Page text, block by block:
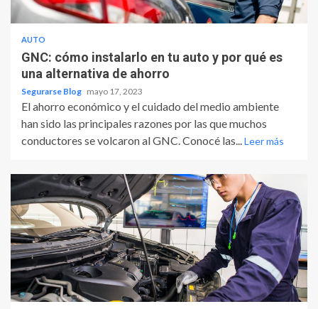
AUTO
GNC: cómo instalarlo en tu auto y por qué es
una alternativa de ahorro
Segurarse Blog mayo 17, 2023
El ahorro económico y el cuidado del medio ambiente
han sido las principales razones por las que muchos
conductores se volcaron al GNC. Conocé las...Leer más